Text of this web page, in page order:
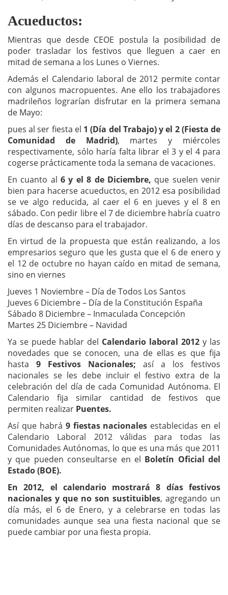
Acueductos:
Mientras que desde CEOE postula la posibilidad de
poder trasladar los festivos que lleguen a caer en
mitad de semana a los Lunes o Viernes.
Además el Calendario laboral de 2012 permite contar
con algunos macropuentes. Ane ello los trabajadores
madrileños lograrían disfrutar en la primera semana
de Mayo:
pues al ser fiesta el 1 (Día del Trabajo) y el 2 (Fiesta de
Comunidad de Madrid), martes y miércoles
respectivamente, sólo haría falta librar el 3 y el 4 para
cogerse prácticamente toda la semana de vacaciones.
En cuanto al 6 y el 8 de Diciembre, que suelen venir
bien para hacerse acueductos, en 2012 esa posibilidad
se ve algo reducida, al caer el 6 en jueves y el 8 en
sábado. Con pedir libre el 7 de diciembre habría cuatro
días de descanso para el trabajador.
En virtud de la propuesta que están realizando, a los
empresarios seguro que les gusta que el 6 de enero y
el 12 de octubre no hayan caído en mitad de semana,
sino en viernes
Jueves 1 Noviembre – Día de Todos Los Santos
Jueves 6 Diciembre – Día de la Constitución España
Sábado 8 Diciembre – Inmaculada Concepción
Martes 25 Diciembre – Navidad
Ya se puede hablar del Calendario laboral 2012 y las
novedades que se conocen, una de ellas es que fija
hasta 9 Festivos Nacionales; así a los festivos
nacionales se les debe incluir el festivo extra de la
celebración del día de cada Comunidad Autónoma. El
Calendario fija similar cantidad de festivos que
permiten realizar Puentes.
Así que habrá 9 fiestas nacionales establecidas en el
Calendario Laboral 2012 válidas para todas las
Comunidades Autónomas, lo que es una más que 2011
y que pueden conseultarse en el Boletín Oficial del
Estado (BOE).
En 2012, el calendario mostrará 8 días festivos
nacionales y que no son sustituibles, agregando un
día más, el 6 de Enero, y a celebrarse en todas las
comunidades aunque sea una fiesta nacional que se
puede cambiar por una fiesta propia.